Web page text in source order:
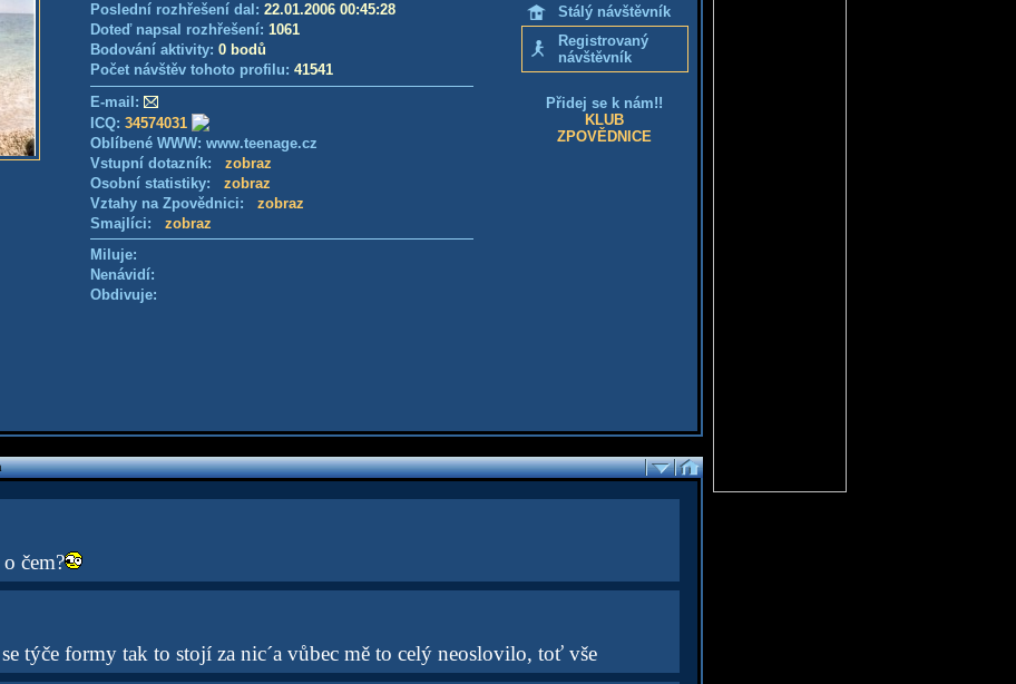
Poslední rozhřešení dal: 22.01.2006 00:45:28
Doteď napsal rozhřešení: 1061
Bodování aktivity: 0 bodů
Počet návštěv tohoto profilu: 41541
E-mail:
ICQ: 34574031
Oblíbené WWW: www.teenage.cz
Vstupní dotazník: zobraz
Osobní statistiky: zobraz
Vztahy na Zpovědnici: zobraz
Smajlíci: zobraz
Miluje:
Nenávidí:
Obdivuje:
Stálý návštěvník
Registrovaný
návštěvník
Přidej se k nám!!
KLUB
ZPOVĚDNICE
čem?
týče formy tak to stojí za nic´a vůbec mě to celý neoslovilo, toť vše